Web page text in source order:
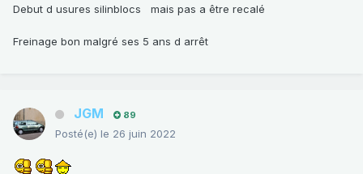
Debut d usures silinblocs mais pas a être recalé
Freinage bon malgré ses 5 ans d arrêt
JGM 89
Posté(e) le 26 juin 2022